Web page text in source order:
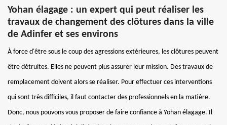
Yohan élagage : un expert qui peut réaliser les
travaux de changement des clôtures dans la ville
de Adinfer et ses environs
À force d'être sous le coup des agressions extérieures, les clôtures peuvent
être détruites. Elles ne peuvent plus assurer leur mission. Des travaux de
remplacement doivent alors se réaliser. Pour effectuer ces interventions
qui sont très difficiles, il faut contacter des professionnels en la matière.
Donc, nous pouvons vous proposer de faire confiance à Yohan élagage. Il